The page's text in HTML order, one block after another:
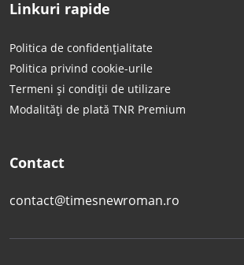
Linkuri rapide
Politica de confidențialitate
Politica privind cookie-urile
Termeni și condiții de utilizare
Modalități de plată TNR Premium
Contact
contact@timesnewroman.ro